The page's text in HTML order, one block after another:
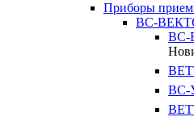
Приборы
ВС-
ВС-
ВС-